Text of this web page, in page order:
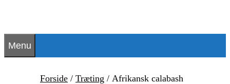
indhold
Menu
Forside / Træting / Afrikansk calabash